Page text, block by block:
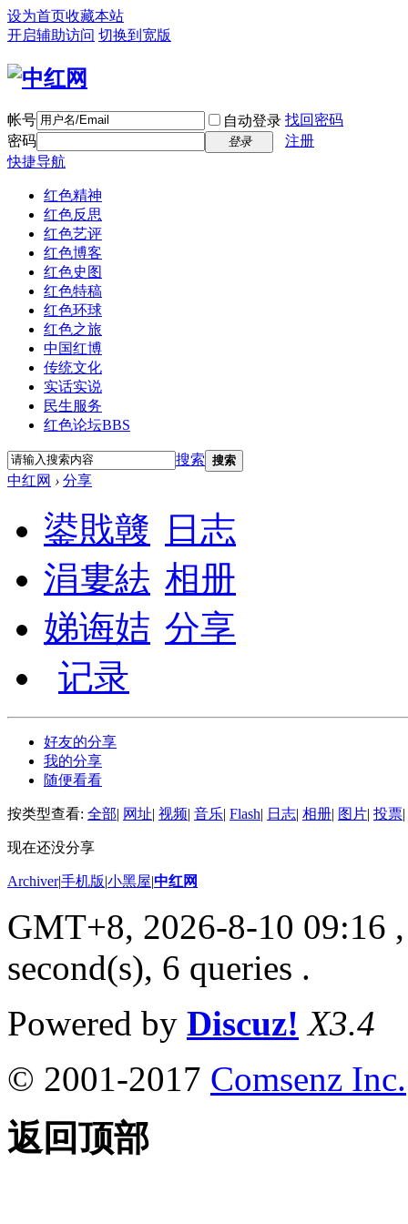
设为首页收藏本站
开启辅助访问 切换到宽版
帐号 自动登录 找回密码
密码
登录
注册
快捷导航
红色精神
红色反思
红色艺评
红色博客
红色史图
红色特稿
红色环球
红色之旅
中国红博
传统文化
实话实说
民生服务
红色论坛BBS
搜索 搜索
中红网 › 分享
鍙戝竷
日志
涓婁紶 相册
娣诲姞 分享
记录
好友的分享
我的分享
随便看看
按类型查看: 全部| 网址| 视频| 音乐| Flash| 日志| 相册| 图片| 投票|
现在还没分享
Archiver|手机版|小黑屋|中红网
GMT+8, 2026-8-10 09:16
second(s), 6 queries .
Powered by Discuz! X3.4
© 2001-2017 Comsenz Inc.
返回顶部